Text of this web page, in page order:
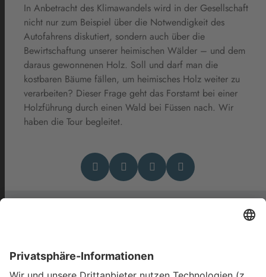
In Anbetracht des Klimawandels wird in der Gesellschaft
nicht nur zum Beispiel über die Notwendigkeit des
Autofahrens diskutiert, sondern auch über die
Bewirtschaftung unserer heimischen Wälder – und dem
daraus gewonnenen Holz. Soll und darf man die
kostbaren Bäume fällen, um heimisches Holz weiter zu
verarbeiten? Dieser Frage geht das Forstamt bei einer
Holzführung durch einen Wald bei Füssen nach. Wir
haben die Tour begleitet.
interessieren